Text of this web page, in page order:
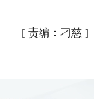
[ 责编：刁慈 ]